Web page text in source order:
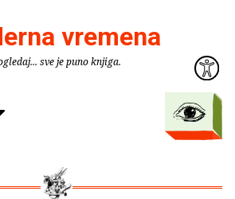
vremena
sve je puno knjiga.